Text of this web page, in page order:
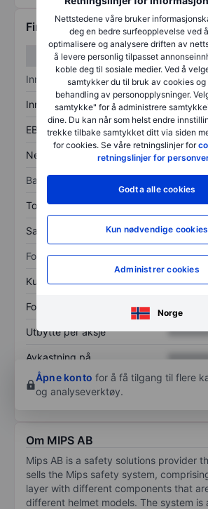
Nettstedene våre bruker
deg en bedre surfeopplevelse ved
optimalisere og analysere driften av
å levere personlig tilpasset
koble deg til sosiale medier. Ved å
samtykker du til bruk av cookies og
behandling av personopplysninger.
samtykke" for å administrere
dine. Du kan når som helst endre
trekke tilbake samtykket ditt via siden
for cookies. Se våre retningslinjer for
retningslinjer for
Godta alle cookies
Kun nødvendige cookies
Administrer cookies
Norge
Finansiell informasjon
Inntektsoversikt
Inntekter
EBITDA
Nettoinntekt
Balanse
Totale eiendeler
Samlet gjeld XXXXXXX
Forholdstall
Kurs/salg
Fortjeneste per aksje
Utbytte per aksje
Avkastning på
egenkapital
Åpne konto for å få tilgang til flere
og analyseverktøy.
Om MIPS AB
Mips AB is a safety solutions provider
sells the Mips safety system,
layer with different components that
different helmet models. The system is